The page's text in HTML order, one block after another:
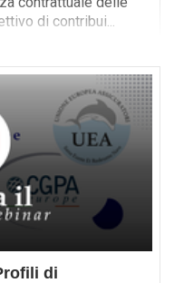
di contribui...
di